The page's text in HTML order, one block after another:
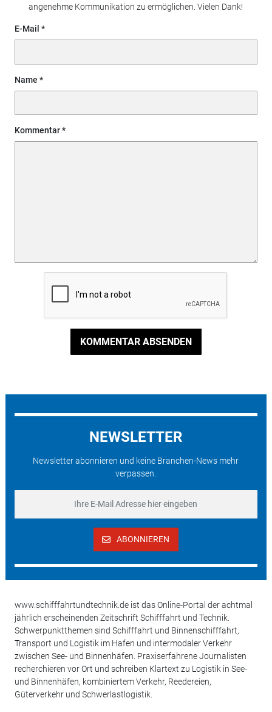
angenehme Kommunikation zu ermöglichen. Vielen Dank!
E-Mail
Name
Kommentar
KOMMENTAR ABSENDEN
NEWSLETTER
Newsletter abonnieren und keine Branchen-News mehr
verpassen.
ABONNIEREN
www.schifffahrtundtechnik.de ist das Online-Portal der achtmal
jährlich erscheinenden Zeitschrift Schifffahrt und Technik.
Schwerpunktthemen sind Schifffahrt und Binnenschifffahrt,
Transport und Logistik im Hafen und intermodaler Verkehr
zwischen See- und Binnenhäfen. Praxiserfahrene Journalisten
recherchieren vor Ort und schreiben Klartext zu Logistik in See-
und Binnenhäfen, kombiniertem Verkehr, Reedereien,
Güterverkehr und Schwerlastlogistik.